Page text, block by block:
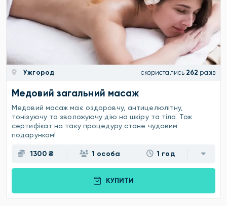
Ужгород скористались 262 разів
Медовий загальний масаж
Медовий масаж має оздоровчу, антицелюлітну,
тонізуючу та зволожуючу дію на шкіру та тіло. Тож
сертифікат на таку процедуру стане чудовим
подарунком!
1300 ₴ 1 особа 1 год
КУПИТИ